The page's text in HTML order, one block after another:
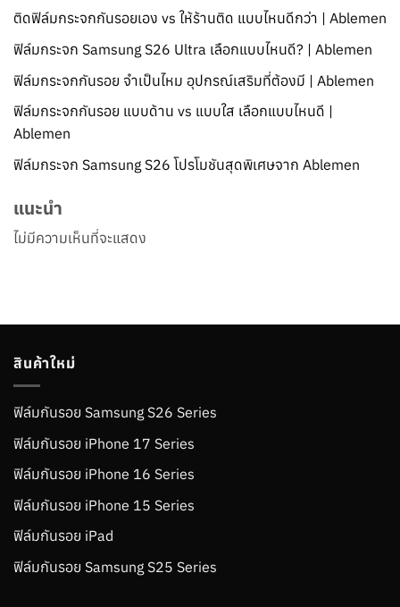
ติดฟิล์มกระจกกันรอยเอง vs ให้ร้านติด แบบไหนดีกว่า | Ablemen
ฟิล์มกระจก Samsung S26 Ultra เลือกแบบไหนดี? | Ablemen
ฟิล์มกระจกกันรอย จำเป็นไหม อุปกรณ์เสริมที่ต้องมี | Ablemen
ฟิล์มกระจกกันรอย แบบด้าน vs แบบใส เลือกแบบไหนดี |
Ablemen
ฟิล์มกระจก Samsung S26 โปรโมชันสุดพิเศษจาก Ablemen
แนะนำ
ไม่มีความเห็นที่จะแสดง
สินค้าใหม่
ฟิล์มกันรอย Samsung S26 Series
ฟิล์มกันรอย iPhone 17 Series
ฟิล์มกันรอย iPhone 16 Series
ฟิล์มกันรอย iPhone 15 Series
ฟิล์มกันรอย iPad
ฟิล์มกันรอย Samsung S25 Series